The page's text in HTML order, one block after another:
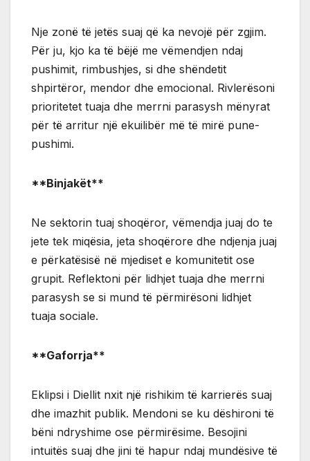
Nje zonë të jetës suaj që ka nevojë për zgjim.
Për ju, kjo ka të bëjë me vëmendjen ndaj
pushimit, rimbushjes, si dhe shëndetit
shpirtëror, mendor dhe emocional. Rivlerësoni
prioritetet tuaja dhe merrni parasysh mënyrat
për të arritur një ekuilibër më të mirë pune-
pushimi.
**Binjakët**
Ne sektorin tuaj shoqëror, vëmendja juaj do te
jete tek miqësia, jeta shoqërore dhe ndjenja juaj
e përkatësisë në mjediset e komunitetit ose
grupit. Reflektoni për lidhjet tuaja dhe merrni
parasysh se si mund të përmirësoni lidhjet
tuaja sociale.
**Gaforrja**
Eklipsi i Diellit nxit një rishikim të karrierës suaj
dhe imazhit publik. Mendoni se ku dëshironi të
bëni ndryshime ose përmirësime. Besojini
intuitës suaj dhe jini të hapur ndaj mundësive të